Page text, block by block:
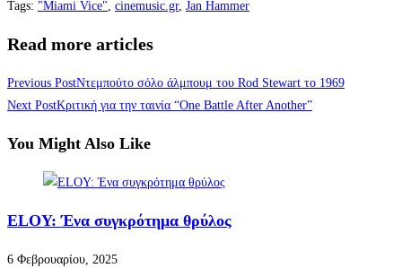
Tags: "Miami Vice" cinemusic.gr, Jan Hammer
Read more articles
Previous PostNτεμπούτο σόλο άλμπουμ του Rod Stewart το 1969
Next PostΚριτική για την ταινία “One Battle After Another”
You Might Also Like
ELOY: Ένα συγκρότημα θρύλος
6 Φεβρουαρίου, 2025